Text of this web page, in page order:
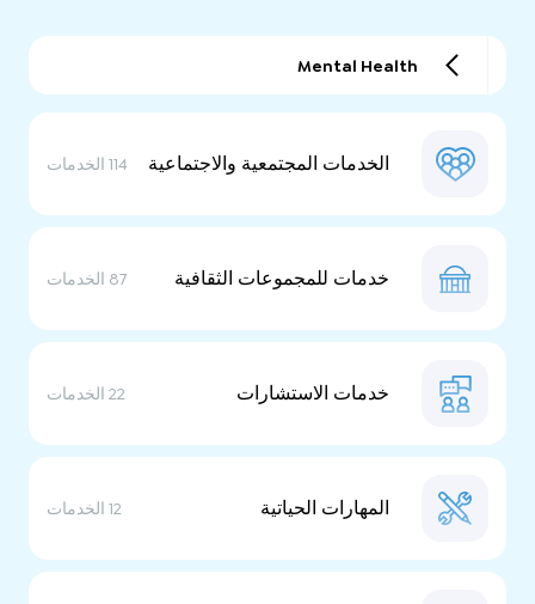
Mental Health
الخدمات المجتمعية والاجتماعية 114 الخدمات
خدمات للمجموعات الثقافية 87 الخدمات
خدمات الاستشارات 22 الخدمات
المهارات الحياتية 12 الخدمات